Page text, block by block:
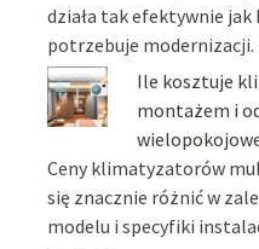
działa tak efektywnie jak
potrzebuje
Ile kosztuje
montażem i
Ceny klimatyzatorów
się znacznie różnić w
modelu i specyfiki